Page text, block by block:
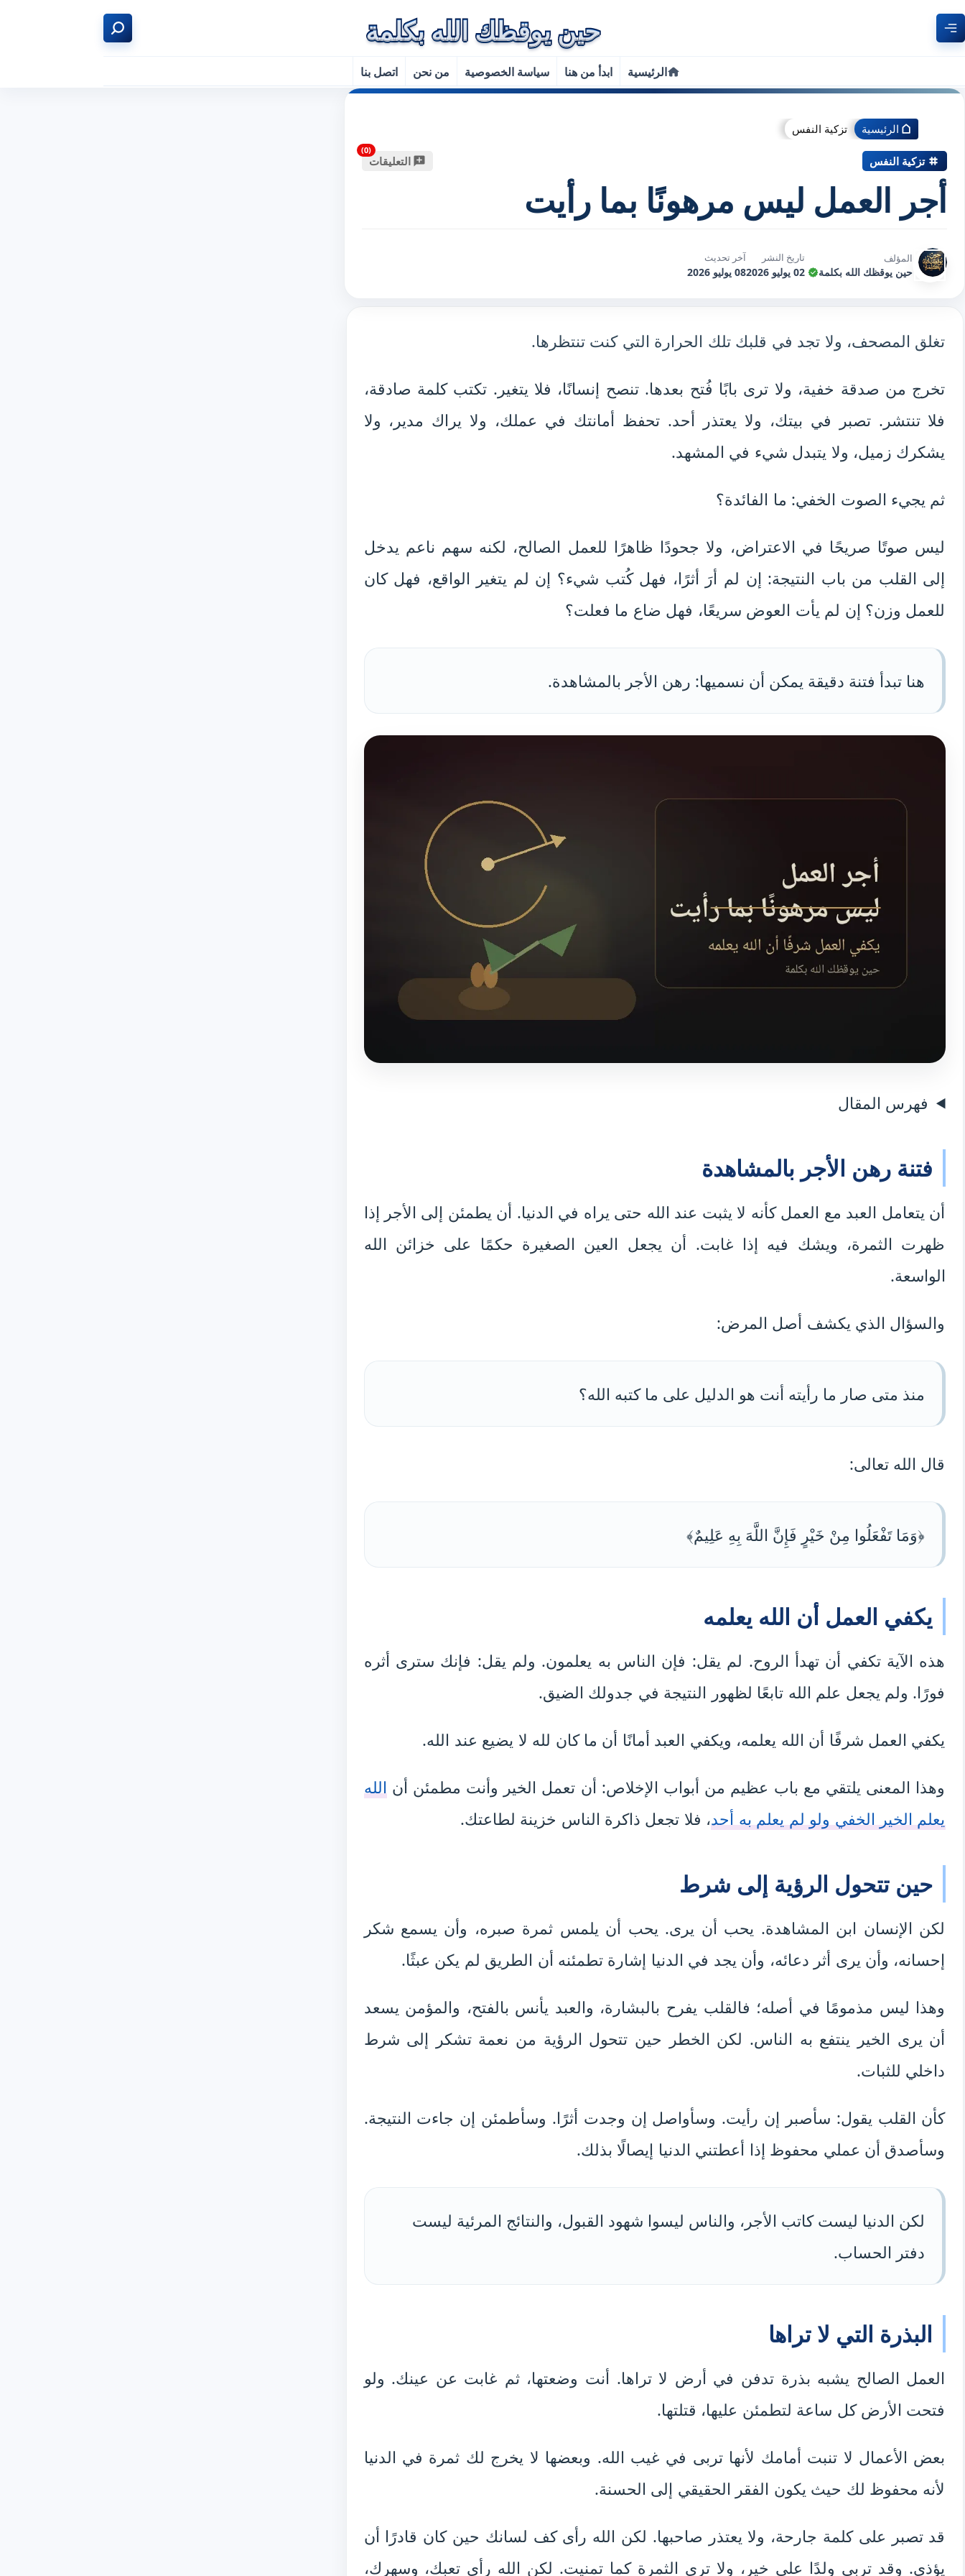
الرئيسية ابدأ من هنا سياسة الخصوصية من نحن اتصل بنا
الرئيسية تزكية النفس
تزكية النفس التعليقات
أجر العمل ليس مرهونًا بما رأيت
المؤلف
حين يوقظك الله بكلمة
تاريخ النشر
02 يوليو 2026
آخر تحديث
08 يوليو 2026
تغلق المصحف، ولا تجد في قلبك تلك الحرارة التي كنت تنتظرها.
تخرج من صدقة خفية، ولا ترى بابًا فُتح بعدها. تنصح إنسانًا، فلا يتغير. تكتب كلمة صادقة،
فلا تنتشر. تصبر في بيتك، ولا يعتذر أحد. تحفظ أمانتك في عملك، ولا يراك مدير، ولا
يشكرك زميل، ولا يتبدل شيء في المشهد.
ثم يجيء الصوت الخفي: ما الفائدة؟
ليس صوتًا صريحًا في الاعتراض، ولا جحودًا ظاهرًا للعمل الصالح، لكنه سهم ناعم يدخل
إلى القلب من باب النتيجة: إن لم أرَ أثرًا، فهل كُتب شيء؟ إن لم يتغير الواقع، فهل كان
للعمل وزن؟ إن لم يأت العوض سريعًا، فهل ضاع ما فعلت؟
هنا تبدأ فتنة دقيقة يمكن أن نسميها: رهن الأجر بالمشاهدة.
فهرس المقال
فتنة رهن الأجر بالمشاهدة
أن يتعامل العبد مع العمل كأنه لا يثبت عند الله حتى يراه في الدنيا. أن يطمئن إلى الأجر إذا
ظهرت الثمرة، ويشك فيه إذا غابت. أن يجعل العين الصغيرة حكمًا على خزائن الله
الواسعة.
والسؤال الذي يكشف أصل المرض:
منذ متى صار ما رأيته أنت هو الدليل على ما كتبه الله؟
قال الله تعالى:
﴿وَمَا تَفْعَلُوا مِنْ خَيْرٍ فَإِنَّ اللَّهَ بِهِ عَلِيمٌ﴾
يكفي العمل أن الله يعلمه
هذه الآية تكفي أن تهدأ الروح. لم يقل: فإن الناس به يعلمون. ولم يقل: فإنك سترى أثره
فورًا. ولم يجعل علم الله تابعًا لظهور النتيجة في جدولك الضيق.
يكفي العمل شرفًا أن الله يعلمه، ويكفي العبد أمانًا أن ما كان لله لا يضيع عند الله.
وهذا المعنى يلتقي مع باب عظيم من أبواب الإخلاص: أن تعمل الخير وأنت مطمئن أن الله
يعلم الخير الخفي ولو لم يعلم به أحد، فلا تجعل ذاكرة الناس خزينة لطاعتك.
حين تتحول الرؤية إلى شرط
لكن الإنسان ابن المشاهدة. يحب أن يرى. يحب أن يلمس ثمرة صبره، وأن يسمع شكر
إحسانه، وأن يرى أثر دعائه، وأن يجد في الدنيا إشارة تطمئنه أن الطريق لم يكن عبثًا.
وهذا ليس مذمومًا في أصله؛ فالقلب يفرح بالبشارة، والعبد يأنس بالفتح، والمؤمن يسعد
أن يرى الخير ينتفع به الناس. لكن الخطر حين تتحول الرؤية من نعمة تشكر إلى شرط
داخلي للثبات.
كأن القلب يقول: سأصبر إن رأيت. وسأواصل إن وجدت أثرًا. وسأطمئن إن جاءت النتيجة.
وسأصدق أن عملي محفوظ إذا أعطتني الدنيا إيصالًا بذلك.
لكن الدنيا ليست كاتب الأجر، والناس ليسوا شهود القبول، والنتائج المرئية ليست
دفتر الحساب.
البذرة التي لا تراها
العمل الصالح يشبه بذرة تدفن في أرض لا تراها. أنت وضعتها، ثم غابت عن عينك. ولو
فتحت الأرض كل ساعة لتطمئن عليها، قتلتها.
بعض الأعمال لا تنبت أمامك لأنها تربى في غيب الله. وبعضها لا يخرج لك ثمرة في الدنيا
لأنه محفوظ لك حيث يكون الفقر الحقيقي إلى الحسنة.
قد تصبر على كلمة جارحة، ولا يعتذر صاحبها. لكن الله رأى كف لسانك حين كان قادرًا أن
يؤذي. وقد تربي ولدًا على خير، ولا ترى الثمرة كما تمنيت. لكن الله رأى تعبك، وسهرك،